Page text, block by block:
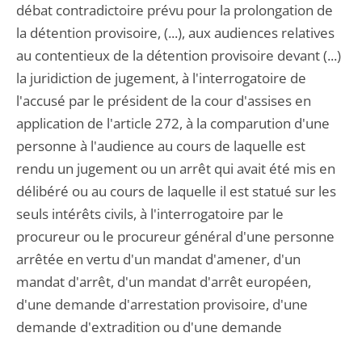
débat contradictoire prévu pour la prolongation de
la détention provisoire, (...), aux audiences relatives
au contentieux de la détention provisoire devant (...)
la juridiction de jugement, à l'interrogatoire de
l'accusé par le président de la cour d'assises en
application de l'article 272, à la comparution d'une
personne à l'audience au cours de laquelle est
rendu un jugement ou un arrêt qui avait été mis en
délibéré ou au cours de laquelle il est statué sur les
seuls intérêts civils, à l'interrogatoire par le
procureur ou le procureur général d'une personne
arrêtée en vertu d'un mandat d'amener, d'un
mandat d'arrêt, d'un mandat d'arrêt européen,
d'une demande d'arrestation provisoire, d'une
demande d'extradition ou d'une demande